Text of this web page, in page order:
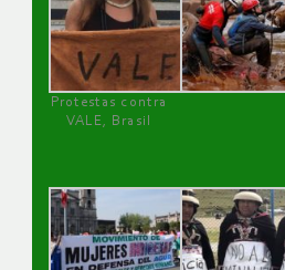
Protestas contra
VALE, Brasil